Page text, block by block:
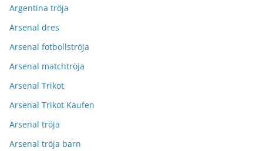
Argentina tröja
Arsenal dres
Arsenal fotbollströja
Arsenal matchtröja
Arsenal Trikot
Arsenal Trikot Kaufen
Arsenal tröja
Arsenal tröja barn